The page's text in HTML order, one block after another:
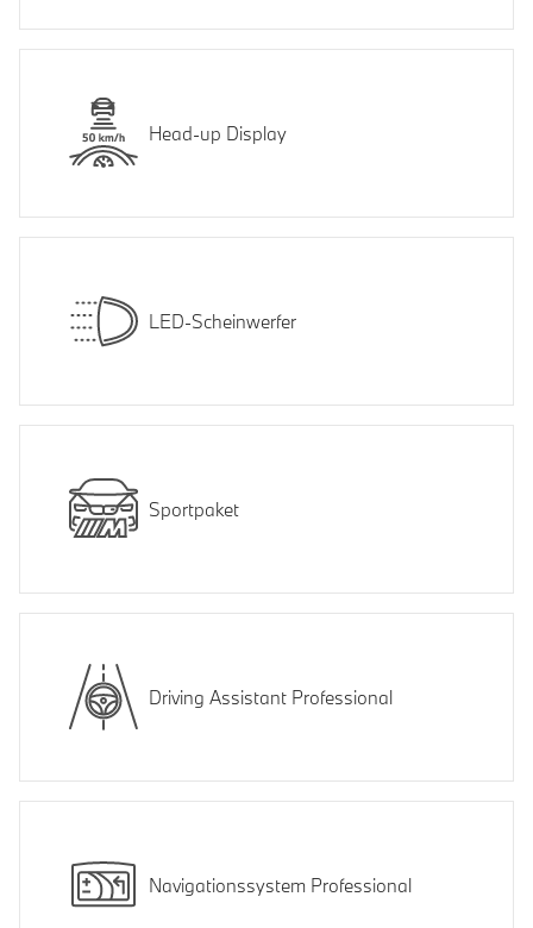
Head-up Display
LED-Scheinwerfer
Sportpaket
Driving Assistant Professional
Navigationssystem Professional